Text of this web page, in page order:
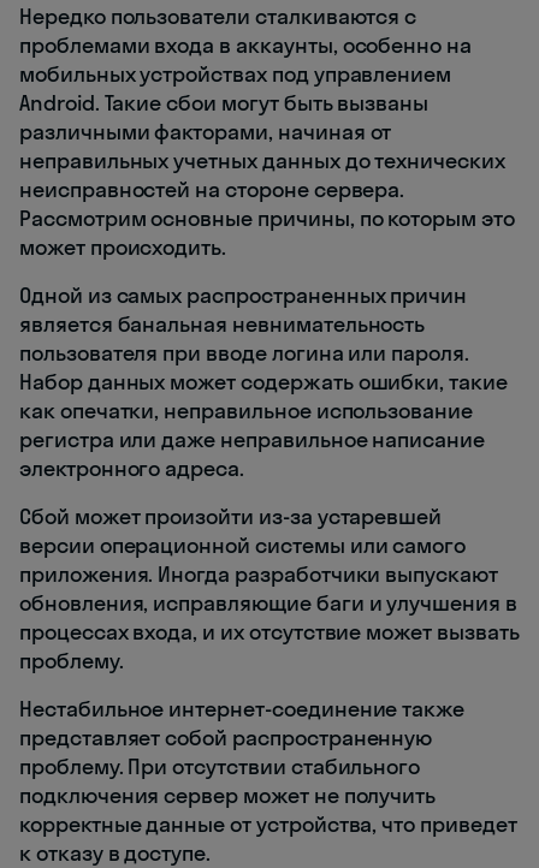
Нередко пользователи сталкиваются с
проблемами входа в аккаунты, особенно на
мобильных устройствах под управлением
Android. Такие сбои могут быть вызваны
различными факторами, начиная от
неправильных учетных данных до технических
неисправностей на стороне сервера.
Рассмотрим основные причины, по которым это
может происходить.
Одной из самых распространенных причин
является банальная невнимательность
пользователя при вводе логина или пароля.
Набор данных может содержать ошибки, такие
как опечатки, неправильное использование
регистра или даже неправильное написание
электронного адреса.
Сбой может произойти из-за устаревшей
версии операционной системы или самого
приложения. Иногда разработчики выпускают
обновления, исправляющие баги и улучшения в
процессах входа, и их отсутствие может вызвать
проблему.
Нестабильное интернет-соединение также
представляет собой распространенную
проблему. При отсутствии стабильного
подключения сервер может не получить
корректные данные от устройства, что приведет
к отказу в доступе.